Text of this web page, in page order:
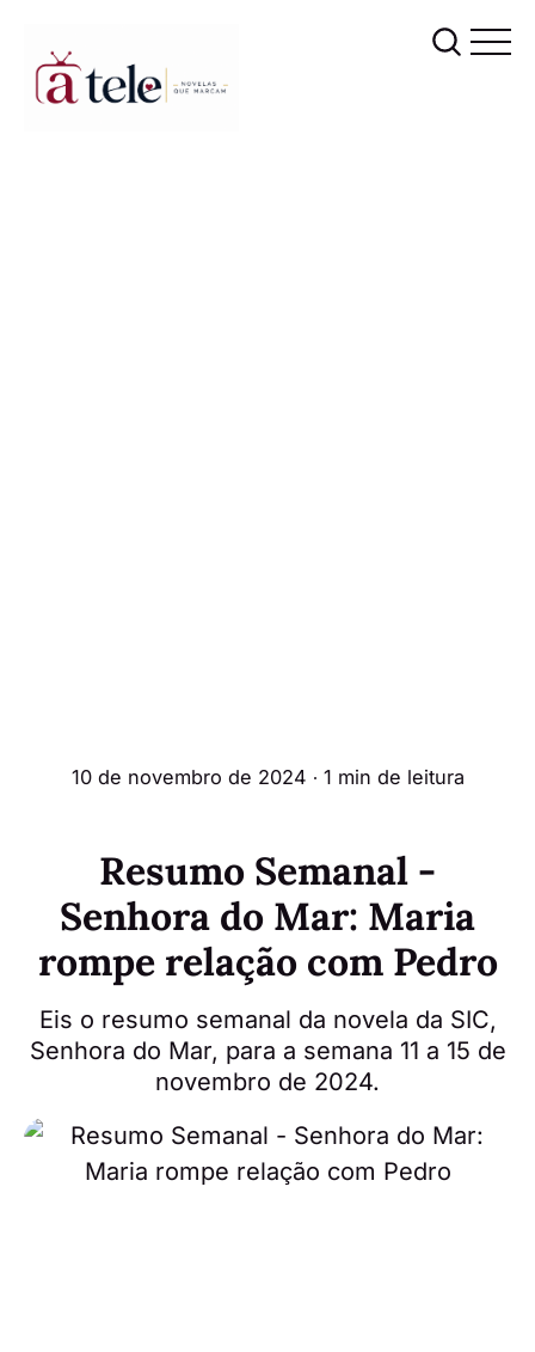
10 de novembro de 2024 ∙ 1 min de leitura
Resumo Semanal -
Senhora do Mar: Maria
rompe relação com Pedro
Eis o resumo semanal da novela da SIC,
Senhora do Mar, para a semana 11 a 15 de
novembro de 2024.